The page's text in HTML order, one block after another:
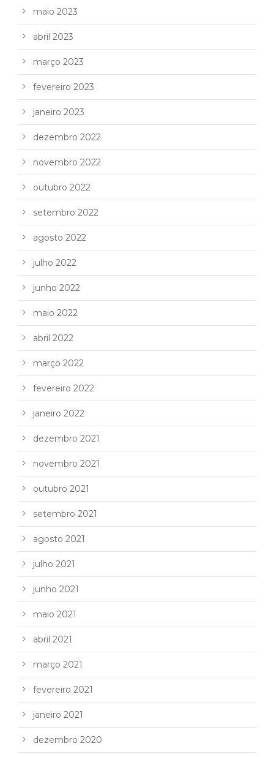
maio 2023
abril 2023
março 2023
fevereiro 2023
janeiro 2023
dezembro 2022
novembro 2022
outubro 2022
setembro 2022
agosto 2022
julho 2022
junho 2022
maio 2022
abril 2022
março 2022
fevereiro 2022
janeiro 2022
dezembro 2021
novembro 2021
outubro 2021
setembro 2021
agosto 2021
julho 2021
junho 2021
maio 2021
abril 2021
março 2021
fevereiro 2021
janeiro 2021
dezembro 2020